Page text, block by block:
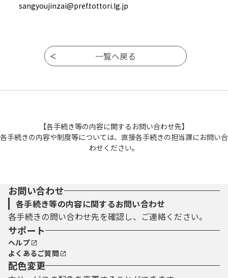
sangyoujinzai@pref.tottori.lg.jp
【各手続き等の内容に関するお問い合わせ先】
各手続きの内容や制度等については、直接各手続きの担当課にお問い合
わせください。
お問い合わせ
各手続き等の内容に関するお問い合わせ
各手続きの問い合わせ先を確認し、ご連絡ください。
サポート
ヘルプ
よくあるご質問
配色変更